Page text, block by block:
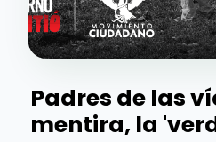
Padres de las
mentira, la